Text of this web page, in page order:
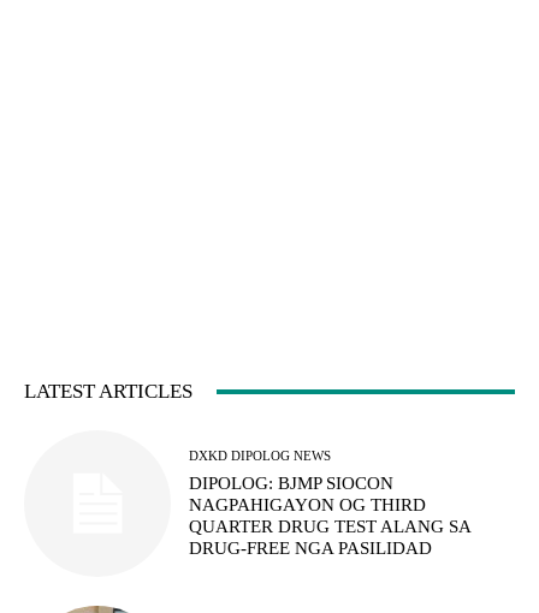
LATEST ARTICLES
DXKD DIPOLOG NEWS
DIPOLOG: BJMP SIOCON
NAGPAHIGAYON OG THIRD
QUARTER DRUG TEST ALANG SA
DRUG-FREE NGA PASILIDAD